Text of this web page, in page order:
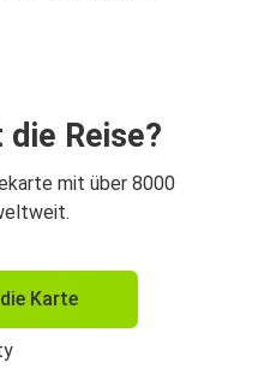
die Reise?
mit über 8000
Karte